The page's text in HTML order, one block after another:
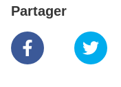
Partager